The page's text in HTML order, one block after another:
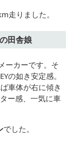
走りました。
田舎娘
ーカーです。そ
の如き安定感。
車体が右に傾き
ー感、一気に車
でした。